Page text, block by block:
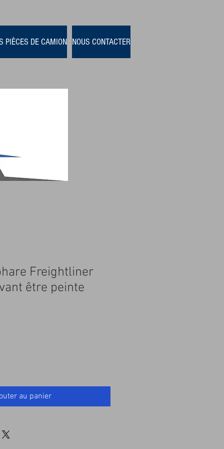
PIÈCES DE CAMION NOUS CONTACTER
Freightliner
être peinte
au panier